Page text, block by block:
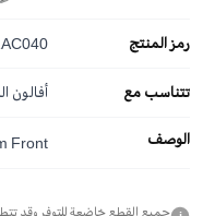
رمز المنتج
تتناسب مع أفالون
الوصف Front
جميع القطع خاضعة للتوفر وقد